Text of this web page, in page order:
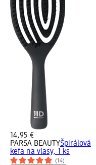
14,95 €
PARSA BEAUTYŠpirálová
kefa na vlasy, 1 ks
(14)